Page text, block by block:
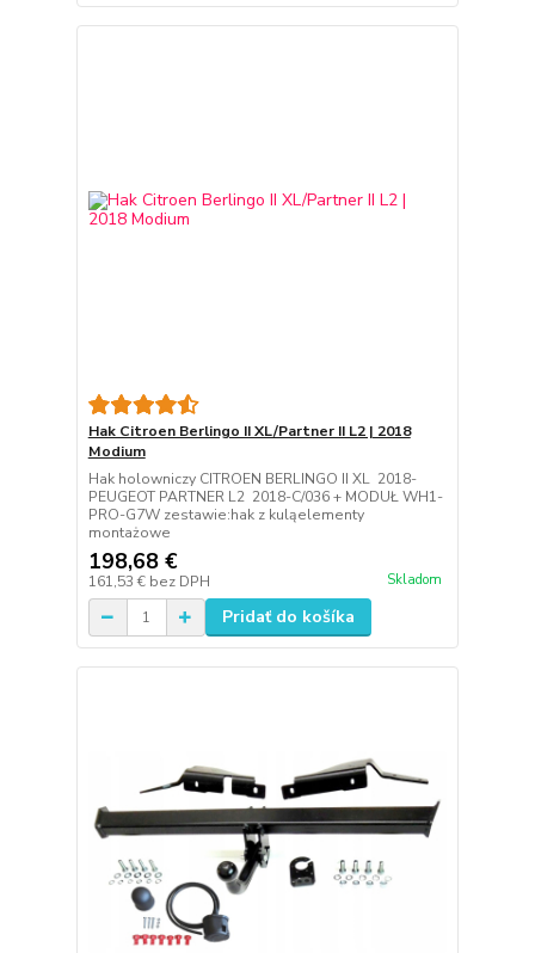
Hak Citroen Berlingo II XL/Partner II L2 | 2018
Modium
Hak holowniczy CITROEN BERLINGO II XL 2018-
PEUGEOT PARTNER L2 2018-C/036 + MODUŁ WH1-
PRO-G7W zestawie:hak z kuląelementy
montażowe
198,68 €
161,53 € bez DPH Skladom
Pridať do košíka